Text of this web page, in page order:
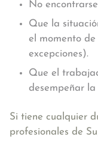
No
Que la
el momento
excepciones).
Que el
desempeñar
Si tiene cualquier
profesionales de